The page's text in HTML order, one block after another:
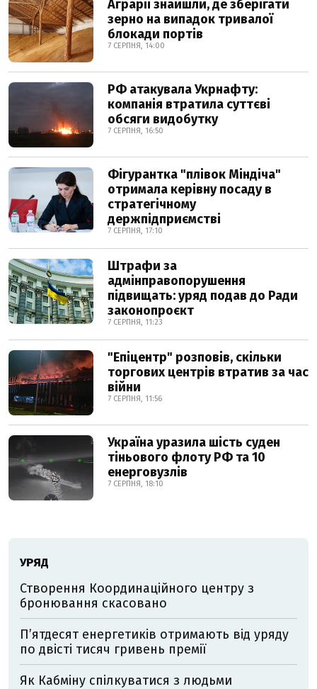
Аграрії знайшли, де зберігати
зерно на випадок тривалої
блокади портів
7 СЕРПНЯ, 14:00
РФ атакувала Укрнафту:
компанія втратила суттєві
обсяги видобутку
7 СЕРПНЯ, 16:50
Фігурантка "плівок Міндіча"
отримала керівну посаду в
стратегічному
держпідприємстві
7 СЕРПНЯ, 17:10
Штрафи за
адмінправопорушення
підвищать: уряд подав до Ради
законопроєкт
7 СЕРПНЯ, 11:23
"Епіцентр" розповів, скільки
торгових центрів втратив за час
війни
7 СЕРПНЯ, 11:56
Україна уразила шість суден
тіньового флоту РФ та 10
енерговузлів
7 СЕРПНЯ, 18:10
УРЯД
Створення Координаційного центру з
бронювання скасовано
П’ятдесят енергетиків отримають від уряду
по двісті тисяч гривень премії
Як Кабміну спілкуватися з людьми